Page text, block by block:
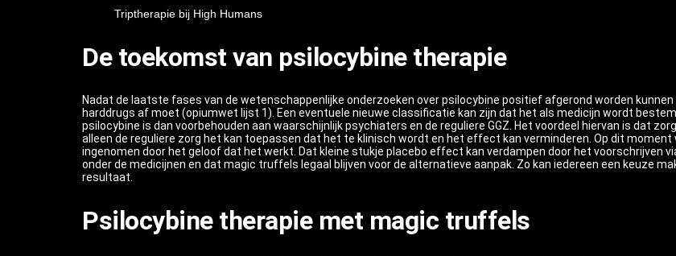
Triptherapie bij High Humans
De toekomst van psilocybine therapie
Nadat de laatste fases van de wetenschappenlijke onderzoeken over psilocybine positief afgerond worden
harddrugs af moet (opiumwet lijst 1). Een eventuele nieuwe classificatie kan zijn dat het als medicijn wordt
psilocybine is dan voorbehouden aan waarschijnlijk psychiaters en de reguliere GGZ. Het voordeel hiervan is dat
alleen de reguliere zorg het kan toepassen dat het te klinisch wordt en het effect kan verminderen. Op dit
ingenomen door het geloof dat het werkt. Dat kleine stukje placebo effect kan verdampen door het voorschrijven
onder de medicijnen en dat magic truffels legaal blijven voor de alternatieve aanpak. Zo kan iedereen een keuze
resultaat.
Psilocybine therapie met magic truffels